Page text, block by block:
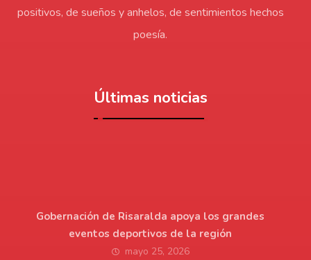
positivos, de sueños y anhelos, de sentimientos hechos
poesía.
Últimas noticias
Gobernación de Risaralda apoya los grandes
eventos deportivos de la región
mayo 25, 2026